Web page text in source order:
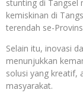
stunting di Tangsel
kemiskinan di
terendah se-
Selain itu, inovasi
menunjukkan
solusi yang kreatif,
masyarakat.